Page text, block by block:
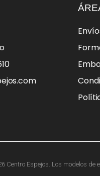
Centro Espejos. Los modelos